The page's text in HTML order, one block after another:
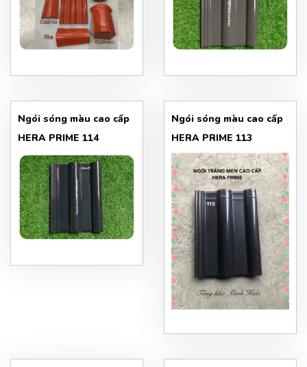
Ngói sóng màu cao cấp
HERA PRIME 114
Ngói sóng màu cao cấp
HERA PRIME 113